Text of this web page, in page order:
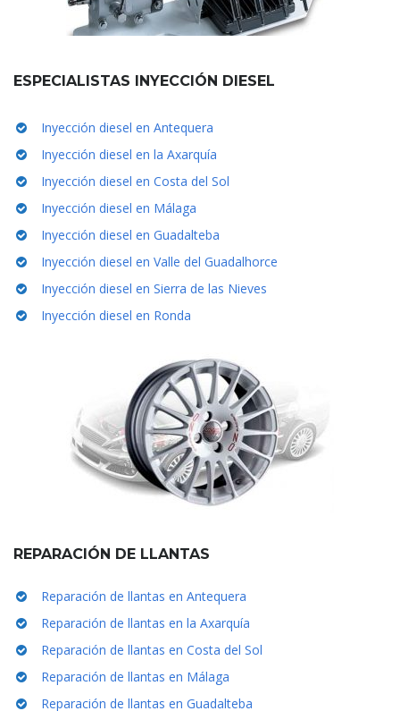
ESPECIALISTAS INYECCIÓN DIESEL
Inyección diesel en Antequera
Inyección diesel en la Axarquía
Inyección diesel en Costa del Sol
Inyección diesel en Málaga
Inyección diesel en Guadalteba
Inyección diesel en Valle del Guadalhorce
Inyección diesel en Sierra de las Nieves
Inyección diesel en Ronda
REPARACIÓN DE LLANTAS
Reparación de llantas en Antequera
Reparación de llantas en la Axarquía
Reparación de llantas en Costa del Sol
Reparación de llantas en Málaga
Reparación de llantas en Guadalteba